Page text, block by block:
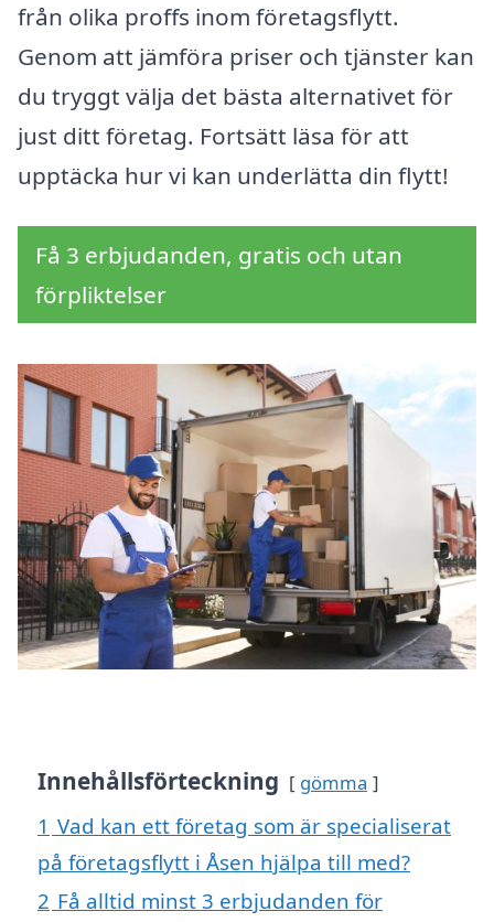
från olika proffs inom företagsflytt.
Genom att jämföra priser och tjänster kan
du tryggt välja det bästa alternativet för
just ditt företag. Fortsätt läsa för att
upptäcka hur vi kan underlätta din flytt!
Få 3 erbjudanden, gratis och utan
förpliktelser
Innehållsförteckning gömma
1 Vad kan ett företag som är specialiserat
på företagsflytt i Åsen hjälpa till med?
2 Få alltid minst 3 erbjudanden för